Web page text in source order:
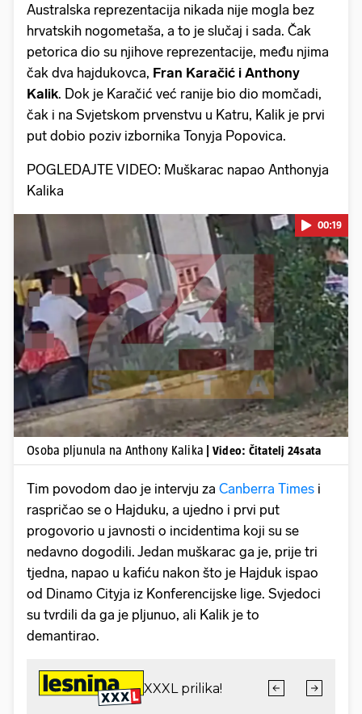
Australska reprezentacija nikada nije mogla bez
hrvatskih nogometaša, a to je slučaj i sada. Čak
petorica dio su njihove reprezentacije, među njima
čak dva hajdukovca, Fran Karačić i Anthony
Kalik. Dok je Karačić već ranije bio dio momčadi,
čak i na Svjetskom prvenstvu u Katru, Kalik je prvi
put dobio poziv izbornika Tonyja Popovica.
POGLEDAJTE VIDEO: Muškarac napao Anthonyja
Kalika
Pokretanje videa...
00:19
Osoba pljunula na Anthony Kalika | Video: Čitatelj 24sata
Tim povodom dao je intervju za Canberra Times i
raspričao se o Hajduku, a ujedno i prvi put
progovorio u javnosti o incidentima koji su se
nedavno dogodili. Jedan muškarac ga je, prije tri
tjedna, napao u kafiću nakon što je Hajduk ispao
od Dinamo Cityja iz Konferencijske lige. Svjedoci
su tvrdili da ga je pljunuo, ali Kalik je to
demantirao.